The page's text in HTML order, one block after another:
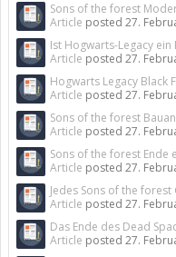
Sons of the forest
Article posted 27.
Ist Hogwarts-Legacy
Article posted 27.
Hogwarts Legacy Black
Article posted 27.
Sons of the forest
Article posted 27.
Sons of the forest Ende
Article posted 27.
Jedes Sons of the
Article posted 27.
Das Ende des Dead
Article posted 27.